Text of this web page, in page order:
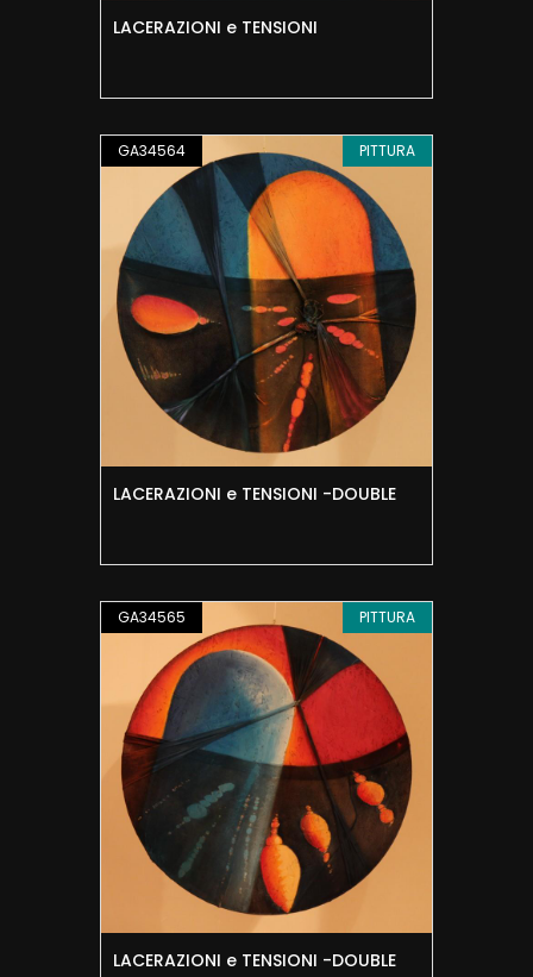
LACERAZIONI e TENSIONI
GA34564 PITTURA
LACERAZIONI e TENSIONI -DOUBLE
GA34565 PITTURA
LACERAZIONI e TENSIONI -DOUBLE